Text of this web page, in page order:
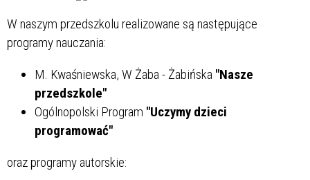
W naszym przedszkolu realizowane są następujące
programy nauczania:
M. Kwaśniewska, W Żaba - Żabińska "Nasze
przedszkole"
Ogólnopolski Program "Uczymy dzieci
programować"
oraz programy autorskie: